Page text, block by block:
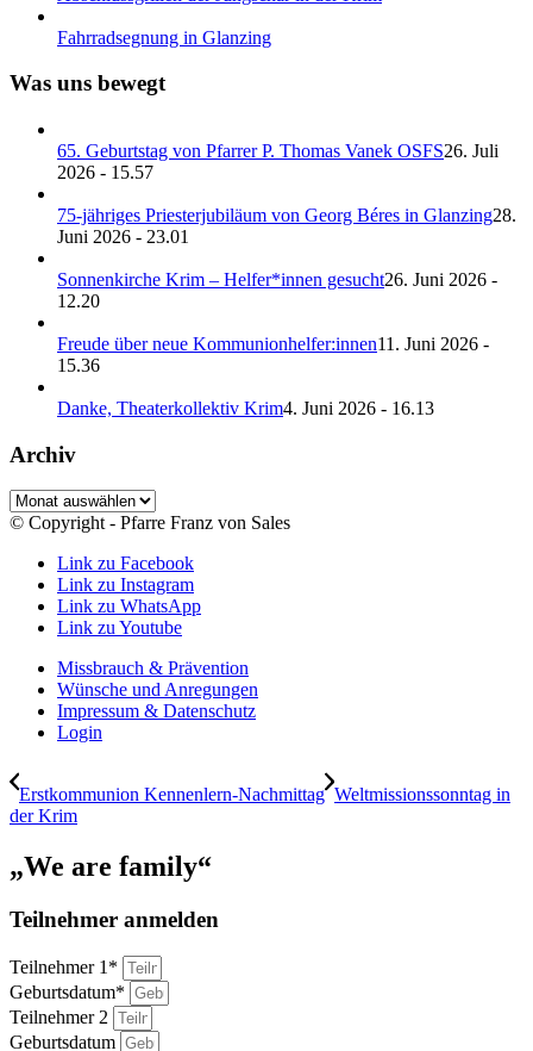
Fahrradsegnung in Glanzing
Was uns bewegt
65. Geburtstag von Pfarrer P. Thomas Vanek OSFS26. Juli
2026 - 15.57
75-jähriges Priesterjubiläum von Georg Béres in Glanzing28.
Juni 2026 - 23.01
Sonnenkirche Krim – Helfer*innen gesucht26. Juni 2026 -
12.20
Freude über neue Kommunionhelfer:innen11. Juni 2026 -
15.36
Danke, Theaterkollektiv Krim4. Juni 2026 - 16.13
Archiv
Archiv
© Copyright - Pfarre Franz von Sales
Link zu Facebook
Link zu Instagram
Link zu WhatsApp
Link zu Youtube
Missbrauch & Prävention
Wünsche und Anregungen
Impressum & Datenschutz
Login
Erstkommunion Kennenlern-Nachmittag Weltmissionssonntag in
der Krim
„We are family“
Teilnehmer anmelden
Teilnehmer 1*
Geburtsdatum*
Teilnehmer 2
Geburtsdatum